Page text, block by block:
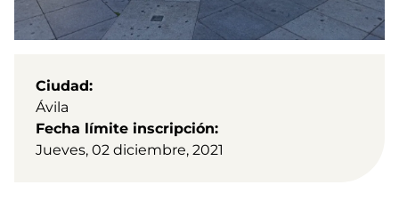
Ciudad
Ávila
Fecha límite inscripción
Jueves, 02 diciembre, 2021